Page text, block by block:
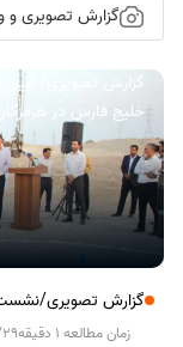
گزارش تصویری و
خلیج فارس در هرمزگان
گزارش تصویری/
زمان مطالعه 1 دقیقه